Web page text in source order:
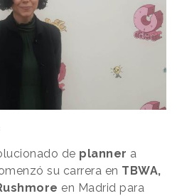
de planner a
su carrera en TBWA,
en Madrid para